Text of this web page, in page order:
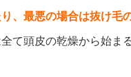
、最悪の場合は抜け毛
て頭皮の乾燥から始ま